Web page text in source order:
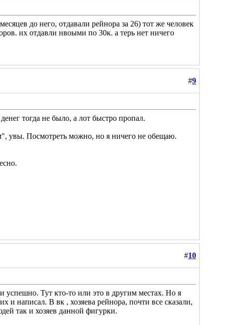
до него, отдавали рейнора за 26) тот же человек
их отдавли нвоыми по 30к. а терь нет ничего
#9
тогда не было, а лот быстро пропал.
увы. Посмотреть можно, но я ничего не обещаю.
#10
успешно. Тут кто-то или это в другим местах. Но я
и написал. В вк , хозяева рейнора, почти все сказали,
так и хозяев данной фигурки.